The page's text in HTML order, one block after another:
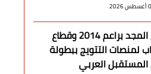
صُنّاع المجد براعم 2014 وقطاع
لمنصات التتويج ببطولة
العربي